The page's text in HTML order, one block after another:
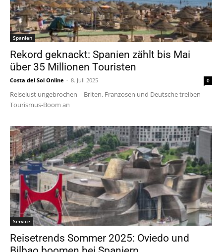
Spanien
Rekord geknackt: Spanien zählt bis Mai
über 35 Millionen Touristen
Costa del Sol Online - 8. Juli 2025 0
Reiselust ungebrochen – Briten, Franzosen und Deutsche treiben
Tourismus-Boom an
Service
Reisetrends Sommer 2025: Oviedo und